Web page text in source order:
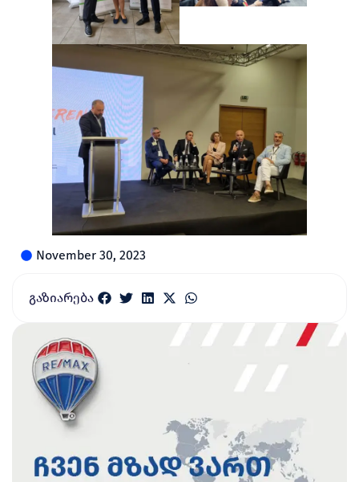
November 30, 2023
გაზიარება